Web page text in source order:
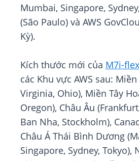
Mumbai, Singapore,
(São Paulo) và AWS
Kỳ).
Kích thước mới của M7i-flex
các Khu vực AWS sau:
Virginia, Ohio), Miền Tây
Oregon), Châu Âu
Ban Nha, Stockholm),
Châu Á Thái Bình Dương
Singapore, Sydney, Tokyo),